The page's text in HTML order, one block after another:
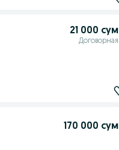
21 000 сум
Договорная
170 000 сум